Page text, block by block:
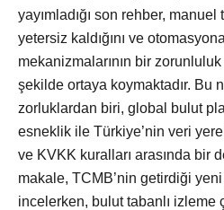
yayımladığı son rehber,
yetersiz kaldığını ve
mekanizmalarının bir
şekilde ortaya koymaktadır. Bu
zorluklardan biri, global bulut
esneklik ile Türkiye’nin veri
ve KVKK kuralları arasında bir
makale, TCMB’nin getirdiği
incelerken, bulut tabanlı izleme